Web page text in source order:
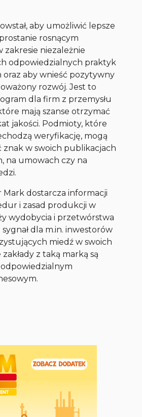
aby umożliwić lepsze
rosnącym
zakresie niezależnie
odpowiedzialnych praktyk
aby wnieść pozytywny
rozwój. Jest to
dla firm z przemysłu
mają szanse otrzymać
jakości. Podmioty, które
weryfikację, mogą
znak w swoich publikacjach
na umowach czy na
Mark dostarcza informacji
i zasad produkcji w
wydobycia i przetwórstwa
dla m.in. inwestorów
miedź w swoich
z taką marką są